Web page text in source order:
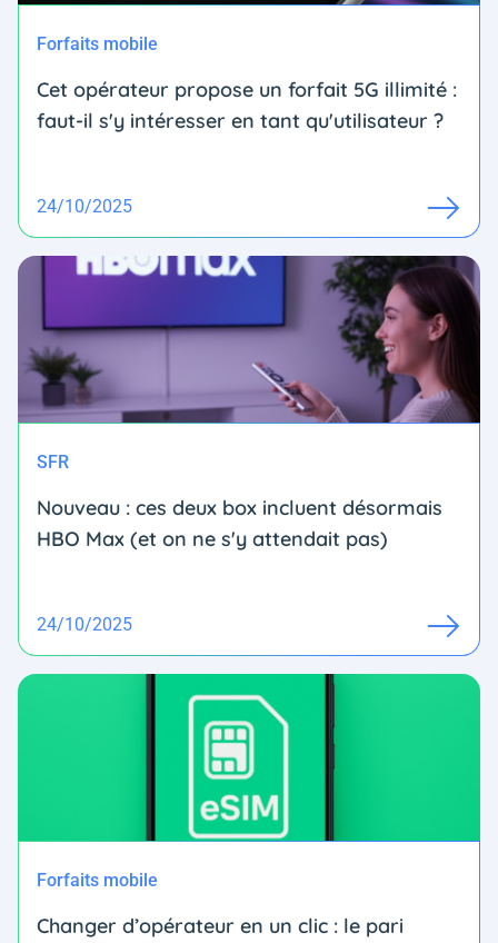
Forfaits mobile
Cet opérateur propose un forfait 5G illimité :
faut-il s'y intéresser en tant qu'utilisateur ?
24/10/2025
SFR
Nouveau : ces deux box incluent désormais
HBO Max (et on ne s'y attendait pas)
24/10/2025
Forfaits mobile
Changer d’opérateur en un clic : le pari